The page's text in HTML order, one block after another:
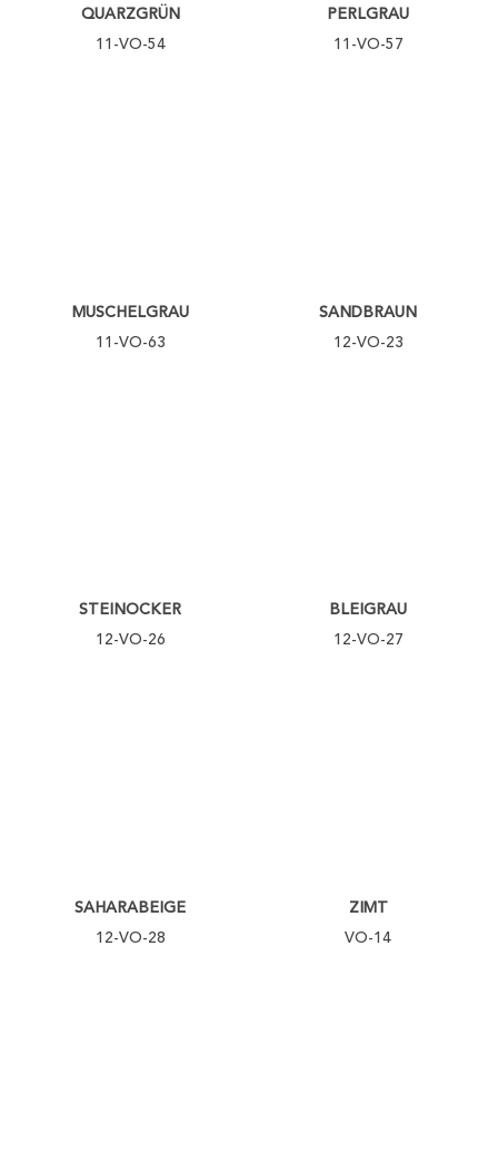
QUARZGRÜN
11-VO-54
PERLGRAU
11-VO-57
MUSCHELGRAU
11-VO-63
SANDBRAUN
12-VO-23
STEINOCKER
12-VO-26
BLEIGRAU
12-VO-27
SAHARABEIGE
12-VO-28
ZIMT
VO-14